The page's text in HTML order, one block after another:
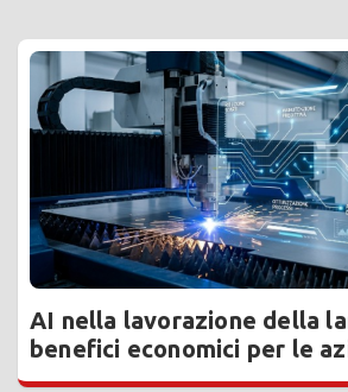
AI nella lavorazione della
benefici economici per le